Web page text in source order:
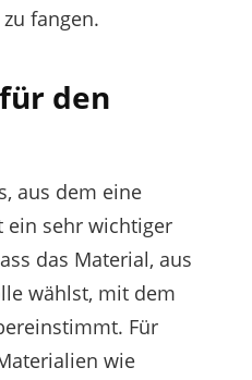
fangen.
den
aus dem eine
ein sehr wichtiger
das Material, aus
wählst, mit dem
Für
wie